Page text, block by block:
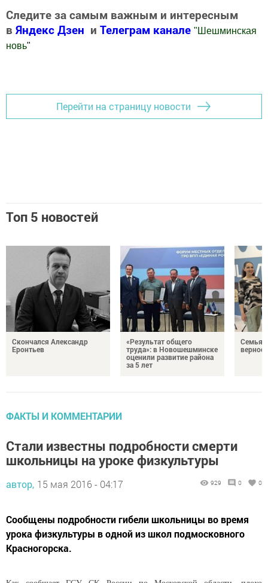
Следите за самым важным и интересным
в Яндекс Дзен и Телеграм канале " Шешминская
новь"
Перейти на страницу новости
Топ 5 новостей
Скончался Александр
Еронтьев
«Результат общего
труда»: в Новошешминске
оценили развитие района
за 5 лет
Семья
ФАКТЫ И КОММЕНТАРИИ
Стали известны подробности смерти
школьницы на уроке физкультуры
автор, 15 мая 2016 - 04:17 929 0 0
Сообщены подробности гибели школьницы во время
урока физкультуры в одной из школ подмосковного
Красногорска.